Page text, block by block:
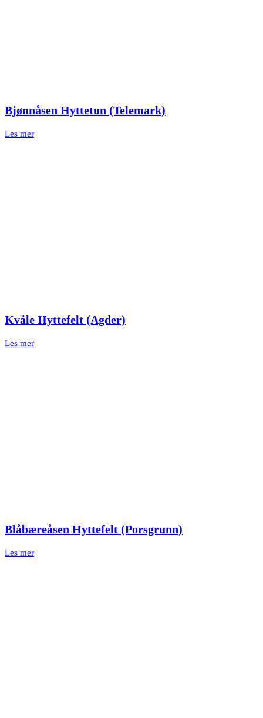
Bjønnåsen Hyttetun (Telemark)
Les mer
Kvåle Hyttefelt (Agder)
Les mer
Blåbæreåsen Hyttefelt (Porsgrunn)
Les mer